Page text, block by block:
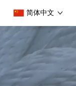
简体中文